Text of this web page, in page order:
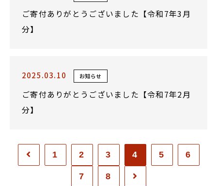
ご寄付ありがとうございました【令和7年3月
分】
2025.03.10 お知らせ
ご寄付ありがとうございました【令和7年2月
分】
1 2 3 4 5 6
7 8